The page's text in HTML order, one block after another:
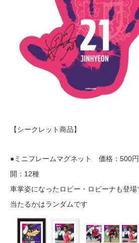
【シークレット商品】
●ミニフレームマグネット 価格：500
開：12種
車掌姿になったロビー・ロビーナも登
当たるかはランダムです